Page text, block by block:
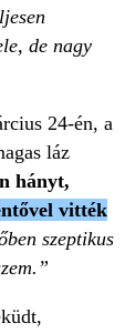
de nagy
24-én, a
láz
hányt,
vitték
szeptikus